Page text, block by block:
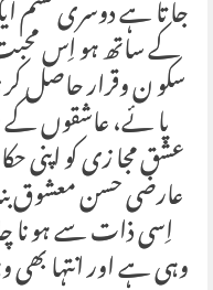
جا تا ہے دوسری
کے ساتھ ہو اِس
سکو ن وقرار حاصل
پا ئے، عاشقوں
عشق مجا زی کو اپنی
عارضی حسن معشوق
اِسی ذات سے ہو نا
وہی ہے اور انتہا